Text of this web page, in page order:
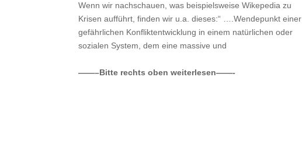
Wenn wir nachschauen, was beispielsweise Wikepedia zu
Krisen aufführt, finden wir u.a. dieses:“ ….Wendepunkt einer
gefährlichen Konfliktentwicklung in einem natürlichen oder
sozialen System, dem eine massive und
——–Bitte rechts oben weiterlesen——-